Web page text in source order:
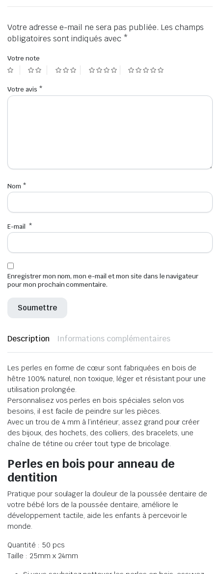
Votre adresse e-mail ne sera pas publiée. Les champs
obligatoires sont indiqués avec *
Votre note
Votre avis *
Nom *
E-mail *
Enregistrer mon nom, mon e-mail et mon site dans le navigateur
pour mon prochain commentaire.
Description Informations complémentaires
Les perles en forme de cœur sont fabriquées en bois de
hêtre 100% naturel, non toxique, léger et résistant pour une
utilisation prolongée.
Personnalisez vos perles en bois spéciales selon vos
besoins, il est facile de peindre sur les pièces.
Avec un trou de 4 mm à l’intérieur, assez grand pour créer
des bijoux, des hochets, des colliers, des bracelets, une
chaîne de tétine ou créer tout type de bricolage.
Perles en bois pour anneau de
dentition
Pratique pour soulager la douleur de la poussée dentaire de
votre bébé lors de la poussée dentaire, améliore le
développement tactile, aide les enfants à percevoir le
monde.
Quantité : 50 pcs
Taille : 25mm x 24mm